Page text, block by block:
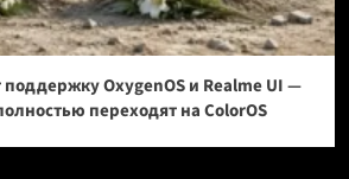
OxygenOS и Realme UI —
переходят на ColorOS